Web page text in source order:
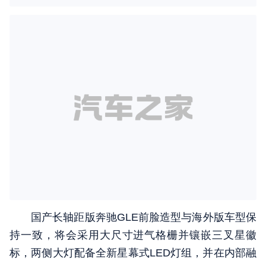
国产长轴距版奔驰GLE前脸造型与海外版车型保
持一致，将会采用大尺寸进气格栅并镶嵌三叉星徽
标，两侧大灯配备全新星幕式LED灯组，并在内部融